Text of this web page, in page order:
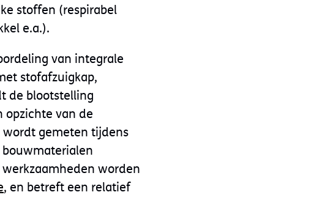
stoffen (respirabel
e.a.).
van integrale
stofafzuigkap,
de blootstelling
opzichte van de
wordt gemeten tijdens
worden
, en betreft een relatief